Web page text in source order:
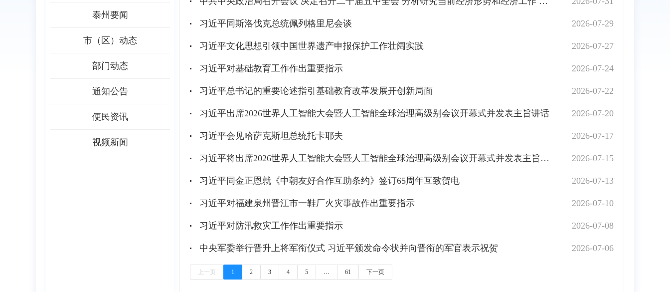
泰州要闻
市（区）动态
部门动态
通知公告
便民资讯
视频新闻
习近平同斯洛伐克总统佩列格里尼会谈 2026-07-29
习近平文化思想引领中国世界遗产申报保护工作壮阔实践 2026-07-27
习近平对基础教育工作作出重要指示 2026-07-24
习近平总书记的重要论述指引基础教育改革发展开创新局面 2026-07-22
习近平出席2026世界人工智能大会暨人工智能全球治理高级别会议开幕式并发表主旨讲话 2026-07-20
习近平会见哈萨克斯坦总统托卡耶夫 2026-07-17
习近平将出席2026世界人工智能大会暨人工智能全球治理高级别会议开幕式并发表主旨讲话 2026-07-15
习近平同金正恩就《中朝友好合作互助条约》签订65周年互致贺电 2026-07-13
习近平对福建泉州晋江市一鞋厂火灾事故作出重要指示 2026-07-10
习近平对防汛救灾工作作出重要指示 2026-07-08
中央军委举行晋升上将军衔仪式 习近平颁发命令状并向晋衔的军官表示祝贺 2026-07-06
上一页 1 2 3 4 5 … 61 下一页